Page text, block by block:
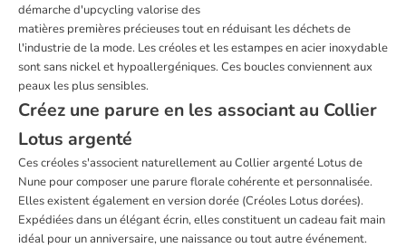
démarche d'upcycling valorise des
matières premières précieuses tout en réduisant les déchets de
l'industrie de la mode. Les créoles et les estampes en acier inoxydable
sont sans nickel et hypoallergéniques. Ces boucles conviennent aux
peaux les plus sensibles.
Créez une parure en les associant au Collier
Lotus argenté
Ces créoles s'associent naturellement au Collier argenté Lotus de
Nune pour composer une parure florale cohérente et personnalisée.
Elles existent également en version dorée (Créoles Lotus dorées).
Expédiées dans un élégant écrin, elles constituent un cadeau fait main
idéal pour un anniversaire, une naissance ou tout autre événement.